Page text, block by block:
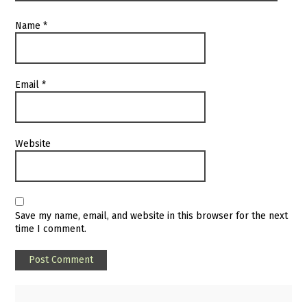
Name*
Email*
Website
Save my name, email, and website in this browser for the next
time I comment.